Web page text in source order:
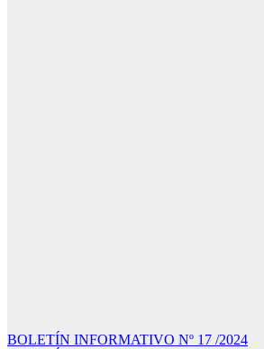
Navegación
BOLETÍN INFORMATIVO Nº 17 /2024